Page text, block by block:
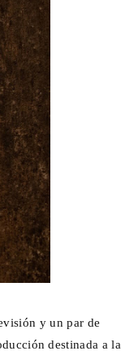
y un par de
destinada a la